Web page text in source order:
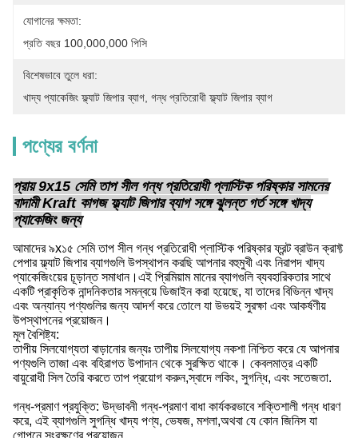
যোগানের ক্ষমতা:
প্রতি বছর 100,000,000 পিসি
বিশেষভাবে তুলে ধরা:
খাদ্য প্যাকেজিং ফ্ল্যাট জিপার ব্যাগ গন্ধ প্রতিরোধী ফ্ল্যাট জিপার ব্যাগ
পণ্যের বর্ণনা
প্রায় 9x15 সেমি তাপ সীল গন্ধ প্রতিরোধী প্লাস্টিক পরিষ্কার সামনের
বাদামী Kraft কাগজ ফ্ল্যাট জিপার ব্যাগ সঙ্গে ঝুলন্ত গর্ত সঙ্গে খাদ্য
প্যাকেজিং জন্য
আমাদের ৯x১৫ সেমি তাপ সীল গন্ধ প্রতিরোধী প্লাস্টিক পরিষ্কার ফ্রন্ট ব্রাউন ক্রাফ্ট
পেপার ফ্ল্যাট জিপার ব্যাগগুলি উপস্থাপন করছি আপনার বহুমুখী এবং নিরাপদ খাদ্য
প্যাকেজিংয়ের চূড়ান্ত সমাধান।এই প্রিমিয়াম মানের ব্যাগগুলি ব্যবহারিকতার সাথে
একটি প্রাকৃতিক নান্দনিকতার সমন্বয়ে ডিজাইন করা হয়েছে, যা তাদের বিভিন্ন খাদ্য
এবং অন্যান্য পণ্যগুলির জন্য আদর্শ করে তোলে যা উভয়ই সুরক্ষা এবং আকর্ষণীয়
উপস্থাপনের প্রয়োজন।
মূল বৈশিষ্ট্য:
তাপীয় সিলযোগ্যতা বাড়ানোর জন্যঃ তাপীয় সিলযোগ্য নকশা নিশ্চিত করে যে আপনার
পণ্যগুলি তাজা এবং বহিরাগত উপাদান থেকে সুরক্ষিত থাকে। কেবলমাত্র একটি
বায়ুরোধী সিল তৈরি করতে তাপ প্রয়োগ করুন,স্বাদে লকিং, সুগন্ধি, এবং সতেজতা.
গন্ধ-প্রমাণ প্রযুক্তি: উদ্ভাবনী গন্ধ-প্রমাণ বাধা কার্যকরভাবে শক্তিশালী গন্ধ ধারণ
করে, এই ব্যাগগুলি সুগন্ধি খাদ্য পণ্য, ভেষজ, মশলা,অথবা যে কোন জিনিস যা
গোপনে সংরক্ষণের প্রয়োজন.